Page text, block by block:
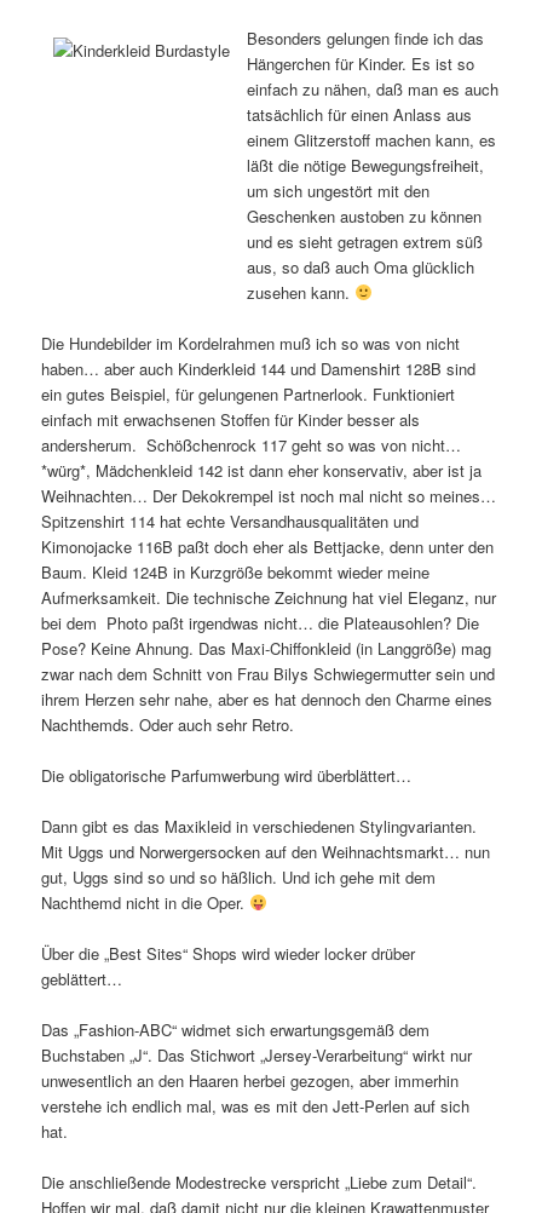
Besonders gelungen finde ich das
Hängerchen für Kinder. Es ist so
einfach zu nähen, daß man es auch
tatsächlich für einen Anlass aus
einem Glitzerstoff machen kann, es
läßt die nötige Bewegungsfreiheit,
um sich ungestört mit den
Geschenken austoben zu können
und es sieht getragen extrem süß
aus, so daß auch Oma glücklich
zusehen kann.
Die Hundebilder im Kordelrahmen muß ich so was von nicht
haben… aber auch Kinderkleid 144 und Damenshirt 128B sind
ein gutes Beispiel, für gelungenen Partnerlook. Funktioniert
einfach mit erwachsenen Stoffen für Kinder besser als
andersherum. Schößchenrock 117 geht so was von nicht…
*würg*, Mädchenkleid 142 ist dann eher konservativ, aber ist ja
Weihnachten… Der Dekokrempel ist noch mal nicht so meines…
Spitzenshirt 114 hat echte Versandhausqualitäten und
Kimonojacke 116B paßt doch eher als Bettjacke, denn unter den
Baum. Kleid 124B in Kurzgröße bekommt wieder meine
Aufmerksamkeit. Die technische Zeichnung hat viel Eleganz, nur
bei dem Photo paßt irgendwas nicht… die Plateausohlen? Die
Pose? Keine Ahnung. Das Maxi-Chiffonkleid (in Langgröße) mag
zwar nach dem Schnitt von Frau Bilys Schwiegermutter sein und
ihrem Herzen sehr nahe, aber es hat dennoch den Charme eines
Nachthemds. Oder auch sehr Retro.
Die obligatorische Parfumwerbung wird überblättert…
Dann gibt es das Maxikleid in verschiedenen Stylingvarianten.
Mit Uggs und Norwergersocken auf den Weihnachtsmarkt… nun
gut, Uggs sind so und so häßlich. Und ich gehe mit dem
Nachthemd nicht in die Oper.
Über die „Best Sites“ Shops wird wieder locker drüber
geblättert…
Das „Fashion-ABC“ widmet sich erwartungsgemäß dem
Buchstaben „J“. Das Stichwort „Jersey-Verarbeitung“ wirkt nur
unwesentlich an den Haaren herbei gezogen, aber immerhin
verstehe ich endlich mal, was es mit den Jett-Perlen auf sich
hat.
Die anschließende Modestrecke verspricht „Liebe zum Detail“.
Hoffen wir mal, daß damit nicht nur die kleinen Krawattenmuster